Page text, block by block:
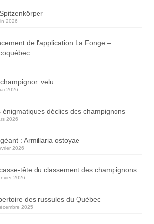
2026
de l’application La Fonge –
velu
2026
énigmatiques déclics des champignons
2026
: Armillaria ostoyae
2026
tête du classement des champignons
2026
des russules du Québec
2025